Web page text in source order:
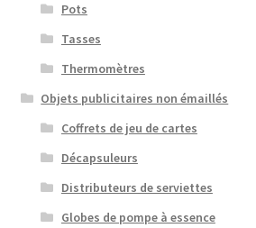
Pots
Tasses
Thermomètres
Objets publicitaires non émaillés
Coffrets de jeu de cartes
Décapsuleurs
Distributeurs de serviettes
Globes de pompe à essence